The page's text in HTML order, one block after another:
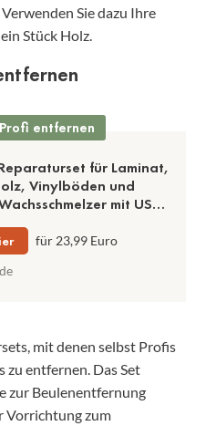
Sie dazu Ihre
Stück Holz.
entfernen
für Laminat,
Vinylböden und
mit USB-
| Profi Holzkitt mit [11]
Stangen
für 23,99 Euro
mit denen selbst Profis
zu entfernen. Das Set
zur Beulenentfernung
Vorrichtung zum